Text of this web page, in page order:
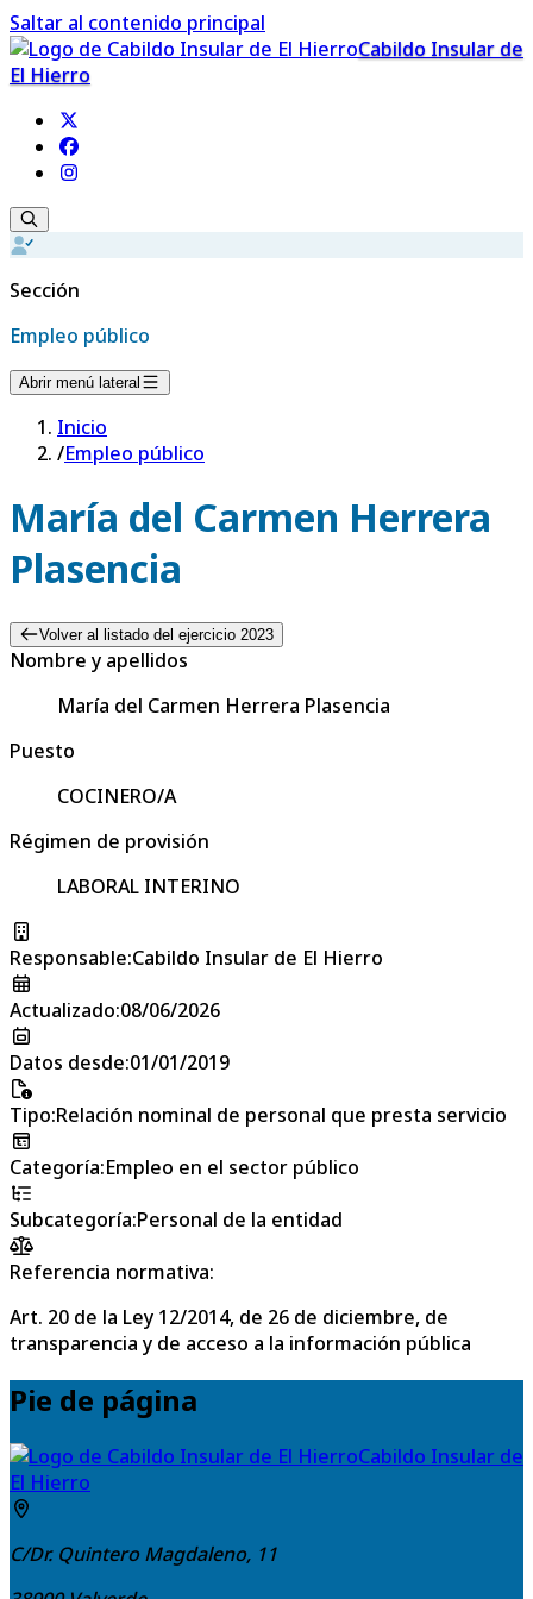
Saltar al contenido principal
Cabildo Insular de
El Hierro
Sección
Empleo público
Abrir menú lateral
Inicio
/Empleo público
María del Carmen Herrera
Plasencia
Volver al listado del ejercicio 2023
Nombre y apellidos
María del Carmen Herrera Plasencia
Puesto
COCINERO/A
Régimen de provisión
LABORAL INTERINO
Responsable:Cabildo Insular de El Hierro
Actualizado:08/06/2026
Datos desde:01/01/2019
Tipo:Relación nominal de personal que presta servicio
Categoría:Empleo en el sector público
Subcategoría:Personal de la entidad
Referencia normativa:
Art. 20 de la Ley 12/2014, de 26 de diciembre, de
transparencia y de acceso a la información pública
Pie de página
Cabildo Insular de
El Hierro
C/Dr. Quintero Magdaleno, 11